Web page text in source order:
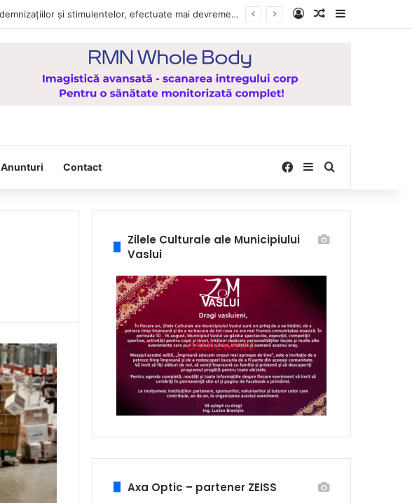
Vești bune pentru zeci de mii de vasluieni! Plățile alocațiilor, indemnizațiilor și stimulentelor, efectuate mai devreme în luna august 2026 Log InRandom Article
Anunturi Contact Facebook
SidebarSearch for
Zilele Culturale ale Municipiului
Vaslui
Axa Optic – partener ZEISS